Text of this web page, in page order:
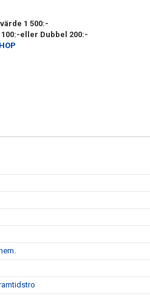
1 500:-
eller Dubbel 200:-